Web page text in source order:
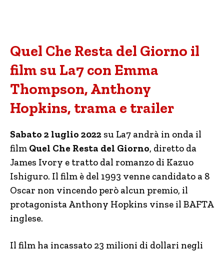
Quel Che Resta del Giorno il
film su La7 con Emma
Thompson, Anthony
Hopkins, trama e trailer
Sabato 2 luglio 2022 su La7 andrà in onda il
film Quel Che Resta del Giorno, diretto da
James Ivory e tratto dal romanzo di Kazuo
Ishiguro. Il film è del 1993 venne candidato a 8
Oscar non vincendo però alcun premio, il
protagonista Anthony Hopkins vinse il BAFTA
inglese.
Il film ha incassato 23 milioni di dollari negli